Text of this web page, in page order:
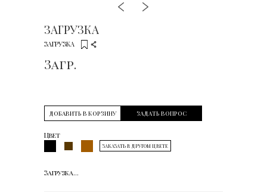
ЗАГРУЗКА
ЗАГРУЗКА
Загр.
ДОБАВИТЬ В КОРЗИНУ ЗАДАТЬ ВОПРОС
Цвет
ЗАКАЗАТЬ В ДРУГОМ ЦВЕТЕ
Загрузка...